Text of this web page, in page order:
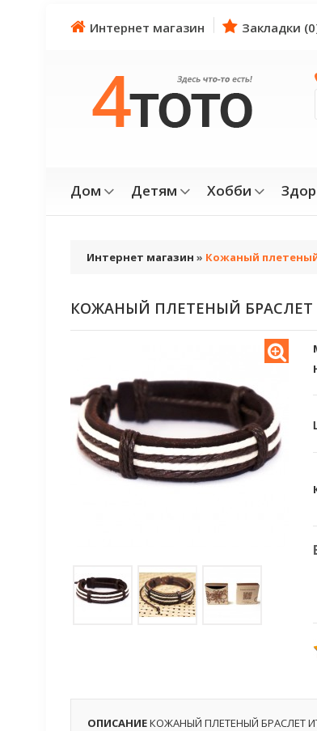
Интернет магазин Закладки
Дом Детям Хобби
Интернет магазин » Кожаный
КОЖАНЫЙ ПЛЕТЕНЫЙ
ОПИСАНИЕКОЖАНЫЙ ПЛЕТЕНЫЙ БРАСЛЕТ